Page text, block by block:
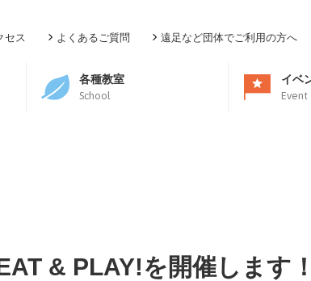
各種教室
School
イベ
Event
セス よくあるご質問 遠足など団体でご利用の方へ
& PLAY!を開催します